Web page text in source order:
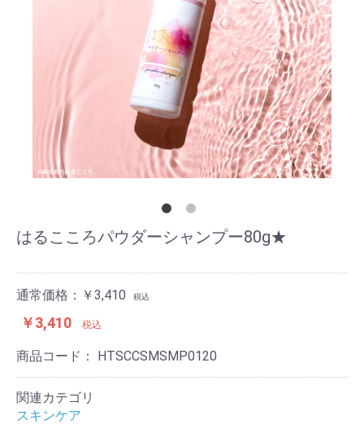
はるこころパウダーシャンプー80g★
通常価格：￥3,410 税込
￥3,410 税込
商品コード： HTSCCSMSMP0120
関連カテゴリ
スキンケア